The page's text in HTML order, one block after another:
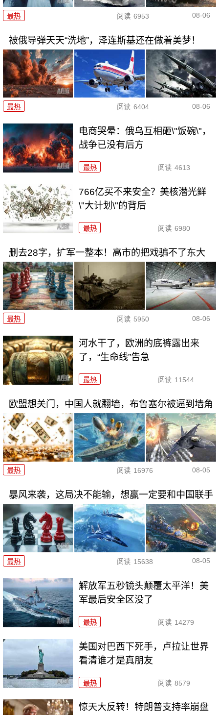
最热 阅读 6953 08-06
被俄导弹天天“洗地”，泽连斯基还在做着美梦！
最热 阅读 6404 08-06
电商哭晕：俄乌互相砸\"饭碗\"，
战争已没有后方
最热 阅读 4613
766亿买不来安全？美核潜光鲜
\"大计划\"的背后
最热 阅读 6980
删去28字，扩军一整本！高市的把戏骗不了东大
最热 阅读 5950 08-06
河水干了，欧洲的底裤露出来
了，“生命线”告急
最热 阅读 11544
欧盟想关门，中国人就翻墙，布鲁塞尔被逼到墙角
最热 阅读 16976 08-05
暴风来袭，这局决不能输，想赢一定要和中国联手
最热 阅读 15638 08-05
解放军五秒镜头颠覆太平洋！美
军最后安全区没了
最热 阅读 14279
美国对巴西下死手，卢拉让世界
看清谁才是真朋友
最热 阅读 8579
惊天大反转！特朗普支持率崩盘